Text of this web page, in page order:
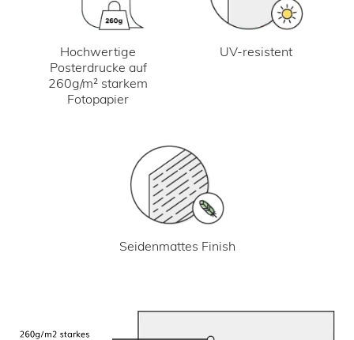
Hochwertige
Posterdrucke auf
260g/m² starkem
Fotopapier
UV-resistent
Seidenmattes Finish